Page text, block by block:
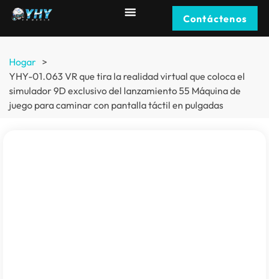
Contáctenos
Hogar >
YHY-01.063 VR que tira la realidad virtual que coloca el
simulador 9D exclusivo del lanzamiento 55 Máquina de
juego para caminar con pantalla táctil en pulgadas